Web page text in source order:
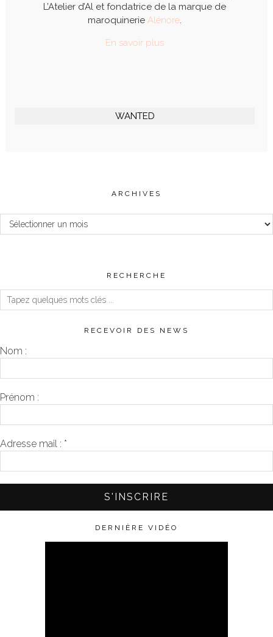
L’Atelier d’Al et fondatrice de la marque de
maroquinerie Alénore.
En savoir plus
WANTED
ARCHIVES
Archives
RECHERCHE
RECEVOIR DES NEWS
Nom :
Prénom :
Adresse mail : *
DERNIÈRE VIDÉO